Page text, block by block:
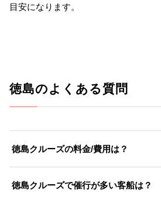
目安になります。
徳島のよくある質問
徳島クルーズの料金/費用は？
徳島クルーズで催行が多い客船は？